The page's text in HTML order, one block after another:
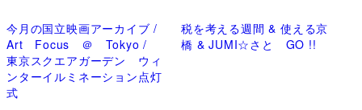
今月の国立映画アーカイブ /
Art Focus ＠ Tokyo /
東京スクエアガーデン ウィ
ンターイルミネーション点灯
式
税を考える週間 & 使える京
橋 & JUMI☆さと GO !!